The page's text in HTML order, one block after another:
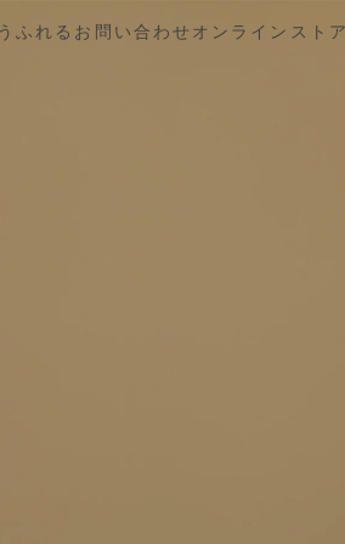
ふれる お問い合わせ オンラインスト